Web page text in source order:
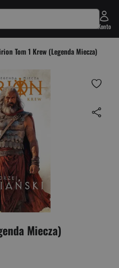
Konto
Tom 1 Krew (Legenda Miecza)
Miecza)